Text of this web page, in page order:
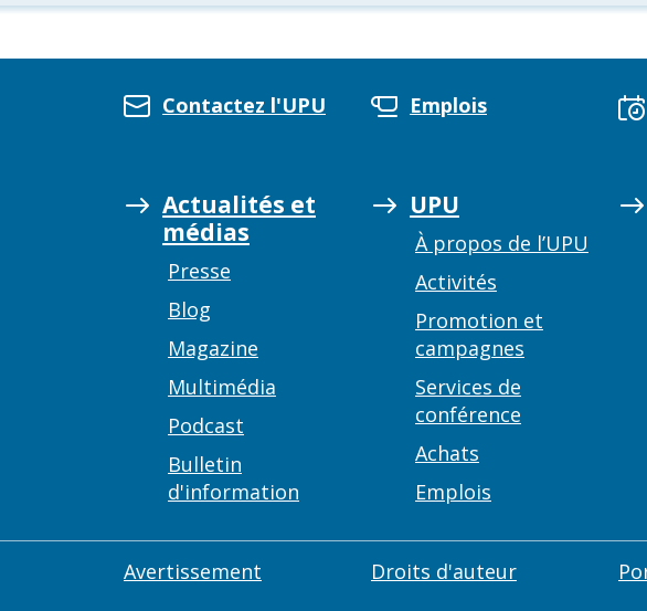
médias
Contactez l'UPU Emplois
Actualités et
médias
Presse
Blog
Magazine
Multimédia
Podcast
Bulletin
d'information
UPU
À propos de l’UPU
Activités
Promotion et
campagnes
Services de
conférence
Achats
Emplois
Avertissement Droits d'auteur